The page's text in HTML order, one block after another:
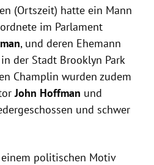
gefunden, zusätzliche
Amtsträger
(Ortszeit) hatte ein Mann
im Parlament
, und deren Ehemann
der Stadt Brooklyn Park
Champlin wurden zudem
John Hoffman und
und schwer
politischen Motiv